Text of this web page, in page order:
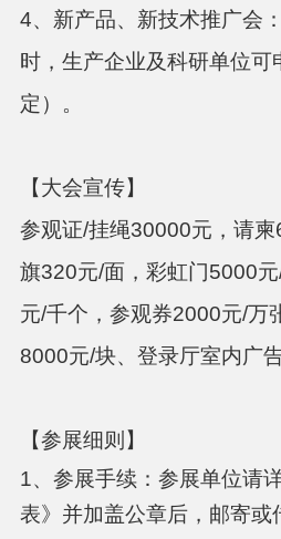
4、新产品、新技术推广会：
时，生产企业及科研单位可
定）。
【大会宣传】
参观证/挂绳30000元，请
旗320元/面，彩虹门5000
元/千个，参观券2000元/万
8000元/块、登录厅室内广
【参展细则】
1、参展手续：参展单位请
表》并加盖公章后，邮寄或